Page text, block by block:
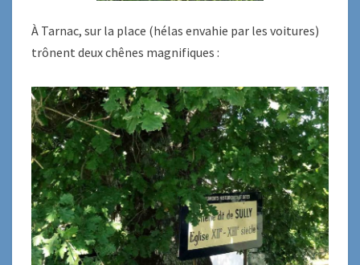
À Tarnac, sur la place (hélas envahie par les voitures)
trônent deux chênes magnifiques :